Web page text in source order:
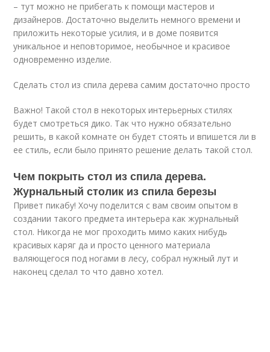
– тут можно не прибегать к помощи мастеров и
дизайнеров. Достаточно выделить немного времени и
приложить некоторые усилия, и в доме появится
уникальное и неповторимое, необычное и красивое
одновременно изделие.
Сделать стол из спила дерева самим достаточно просто
Важно! Такой стол в некоторых интерьерных стилях
будет смотреться дико. Так что нужно обязательно
решить, в какой комнате он будет стоять и впишется ли в
ее стиль, если было принято решение делать такой стол.
Чем покрыть стол из спила дерева.
Журнальный столик из спила березы
Привет пикабу! Хочу поделится с вам своим опытом в
создании такого предмета интерьера как журнальный
стол. Никогда не мог проходить мимо каких нибудь
красивых каряг да и просто ценного материала
валяющегося под ногами в лесу, собрал нужный лут и
наконец сделал то что давно хотел.